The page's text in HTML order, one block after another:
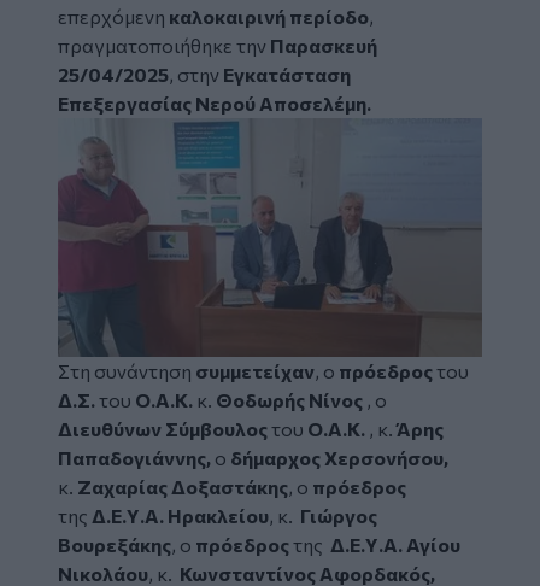
επερχόμενη καλοκαιρινή περίοδο,
πραγματοποιήθηκε την Παρασκευή
25/04/2025, στην Εγκατάσταση
Επεξεργασίας Νερού Αποσελέμη.
Image
Στη συνάντηση συμμετείχαν, ο πρόεδροςτου
Δ.Σ.του Ο.Α.Κ. κ. Θοδωρής Νίνος , ο
Διευθύνων Σύμβουλοςτου Ο.Α.Κ. , κ.Άρης
Παπαδογιάννης, ο δήμαρχος Χερσονήσου,
κ. Ζαχαρίας Δοξαστάκης, ο πρόεδρος
της Δ.Ε.Υ.Α. Ηρακλείου, κ. Γιώργος
Βουρεξάκης, ο πρόεδροςτης Δ.Ε.Υ.Α. Αγίου
Νικολάου, κ. Κωνσταντίνος Αφορδακός,